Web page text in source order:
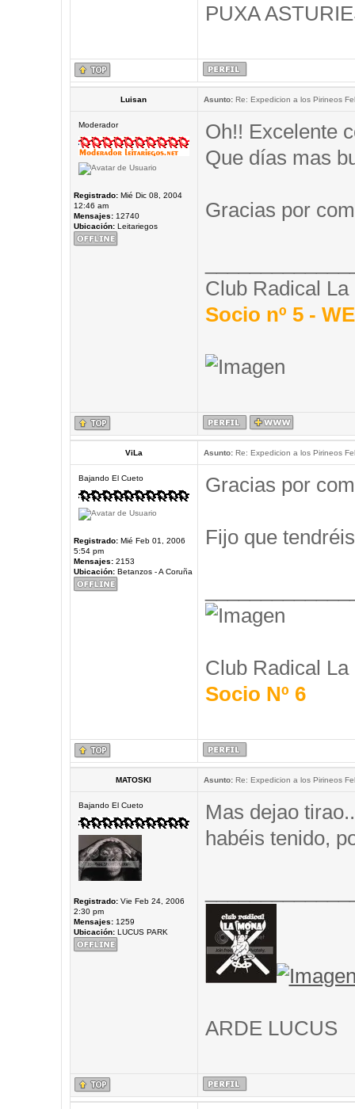
PUXA
Luisan Asunto:Re: Expedicion a los Pirineos
Moderador
Registrado:Mié Dic 08, 2004
12:46 am
Mensajes:12740
Ubicación:Leitariegos
Oh!! Excelente
Que días mas
Gracias por
Club Radical La
Socio nº 5 -
ViLa Asunto:Re: Expedicion a los Pirineos
Bajando El Cueto
Registrado:Mié Feb 01, 2006
5:54 pm
Mensajes:2153
Ubicación:Betanzos - A Coruña
Gracias por
Fijo que
Club Radical La
Socio Nº 6
MATOSKI Asunto:Re: Expedicion a los Pirineos
Bajando El Cueto
Registrado:Vie Feb 24, 2006
2:30 pm
Mensajes:1259
Ubicación:LUCUS PARK
Mas dejao
habéis tenido,
ARDE LUCUS